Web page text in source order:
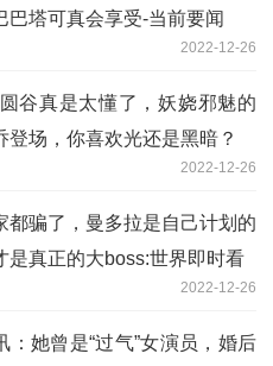
巴塔可真会享受-当前要闻
2022-12-26
谷真是太懂了，妖娆邪魅的
登场，你喜欢光还是黑暗？
2022-12-26
都骗了，曼多拉是自己计划的
是真正的大boss:世界即时看
2022-12-26
：她曾是“过气”女演员，婚后